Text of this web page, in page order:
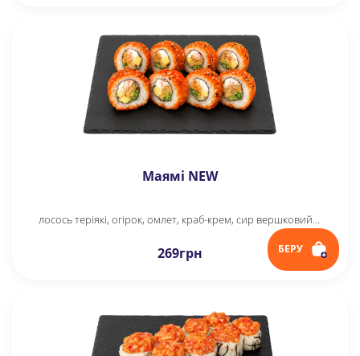
Маямі NEW
лосось теріякі, огірок, омлет, краб-крем, сир вершковий, ікра, кунжут, рис, норі
269грн БЕРУ